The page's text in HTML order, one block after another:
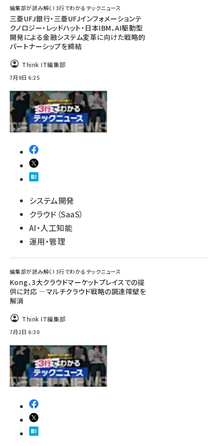
編集部が読み解く! 3行でわかるテックニュース
三菱UFJ銀行・三菱UFJインフォメーションテ
クノロジー・レッドハット・日本IBM、AI駆動型
開発による金融システム変革に向けた戦略的
パートナーシップを締結
Think IT編集部
7月9日 6:25
システム開発
クラウド（SaaS）
AI・人工知能
運用・管理
編集部が読み解く! 3行でわかるテックニュース
Kong、3大クラウドマーケットプレイスでの提
供に対応 —マルチクラウド戦略の調達障壁を
解消
Think IT編集部
7月2日 6:30